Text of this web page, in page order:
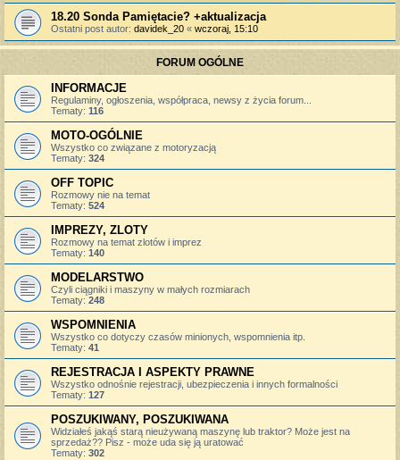
18.20 Sonda Pamiętacie? +aktualizacja
Ostatni post autor: davidek_20 « wczoraj, 15:10
FORUM OGÓLNE
INFORMACJE
Regulaminy, ogłoszenia, współpraca, newsy z życia forum...
Tematy: 116
MOTO-OGÓLNIE
Wszystko co związane z motoryzacją
Tematy: 324
OFF TOPIC
Rozmowy nie na temat
Tematy: 524
IMPREZY, ZLOTY
Rozmowy na temat zlotów i imprez
Tematy: 140
MODELARSTWO
Czyli ciągniki i maszyny w małych rozmiarach
Tematy: 248
WSPOMNIENIA
Wszystko co dotyczy czasów minionych, wspomnienia itp.
Tematy: 41
REJESTRACJA I ASPEKTY PRAWNE
Wszystko odnośnie rejestracji, ubezpieczenia i innych formalności
Tematy: 127
POSZUKIWANY, POSZUKIWANA
Widziałeś jakąś starą nieużywaną maszynę lub traktor? Może jest na
sprzedaż?? Pisz - może uda się ją uratować
Tematy: 302